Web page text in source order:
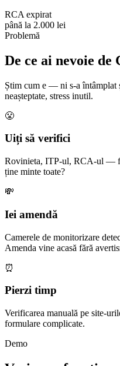
RCA expirat
până la 2.000 lei
Problemă
De ce ai nevoie de
Știm cum e — ni s-a întâmplat
neașteptate, stress inutil.
😤
Uiți să verifici
Rovinieta, ITP-ul, RCA-ul —
ține minte toate?
💸
Iei amendă
Camerele de monitorizare
Amenda vine acasă fără
⏰
Pierzi timp
Verificarea manuală pe site-
formulare complicate.
Demo